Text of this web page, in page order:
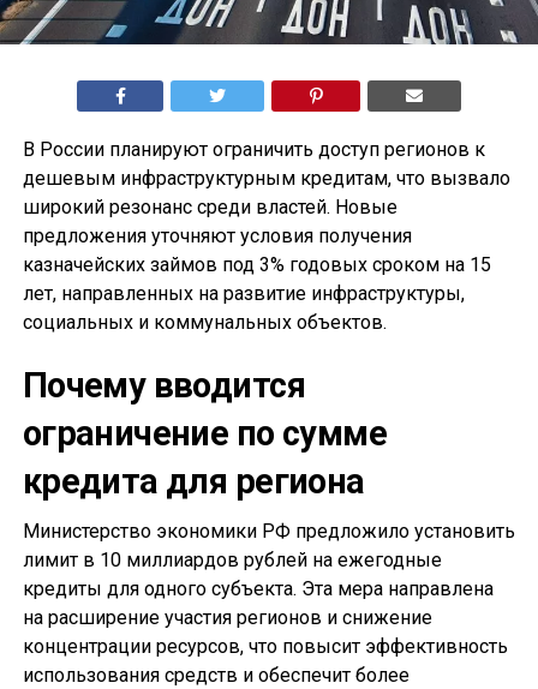
В России планируют ограничить доступ регионов к
дешевым инфраструктурным кредитам, что вызвало
широкий резонанс среди властей. Новые
предложения уточняют условия получения
казначейских займов под 3% годовых сроком на 15
лет, направленных на развитие инфраструктуры,
социальных и коммунальных объектов.
Почему вводится
ограничение по сумме
кредита для региона
Министерство экономики РФ предложило установить
лимит в 10 миллиардов рублей на ежегодные
кредиты для одного субъекта. Эта мера направлена
на расширение участия регионов и снижение
концентрации ресурсов, что повысит эффективность
использования средств и обеспечит более